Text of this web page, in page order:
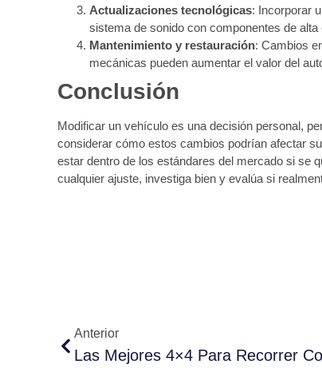
Actualizaciones tecnológicas: Incorporar
sistema de sonido con componentes de
Mantenimiento y restauración: Cambios
mecánicas pueden aumentar el valor del
Conclusión
Modificar un vehículo es una decisión personal,
considerar cómo estos cambios podrían afectar
estar dentro de los estándares del mercado si se
cualquier ajuste, investiga bien y evalúa si
Anterior
Las Mejores 4×4 Para Recorrer